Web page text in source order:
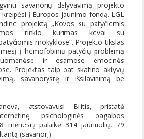
savanorių dalyvavimą projekto
kreipėsi į Europos jaunimo fondą. LGL
projektą „Kovos su patyčiomis
tinklo kūrimas kovai su
mokyklose“. Projekto tikslas
į homofobinių patyčių problemą
ir esamose emocinės
Projektas taip pat skatino aktyvų
savanorystę ir išsilavinimą be
atstovavusi Bilitis, pristatė
psichologinės pagalbos
mėnesių palaikė 314 jaunuolių, 79
(savanorį).